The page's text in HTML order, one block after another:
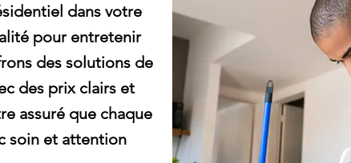
dans votre
pour entretenir
des solutions de
des prix clairs et
assuré que chaque
soin et attention